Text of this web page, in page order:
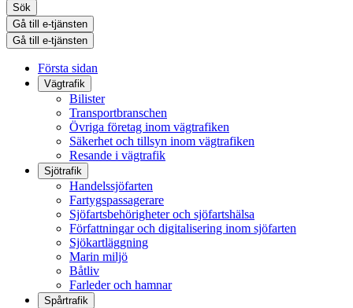
Sök
Gå till e-tjänsten
Gå till e-tjänsten
Första sidan
Vägtrafik
Bilister
Transportbranschen
Övriga företag inom vägtrafiken
Säkerhet och tillsyn inom vägtrafiken
Resande i vägtrafik
Sjötrafik
Handelssjöfarten
Fartygspassagerare
Sjöfartsbehörigheter och sjöfartshälsa
Författningar och digitalisering inom sjöfarten
Sjökartläggning
Marin miljö
Båtliv
Farleder och hamnar
Spårtrafik